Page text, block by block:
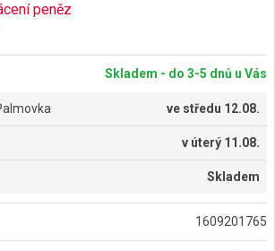
peněz
Skladem - do 3-5 dnů u Vás
ve středu 12.08.
v úterý 11.08.
Skladem
1609201765